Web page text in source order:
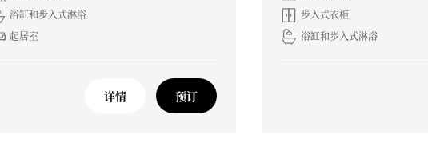
浴缸和步入式淋浴
起居室
详情 预订
步入式衣柜
浴缸和步入式淋浴